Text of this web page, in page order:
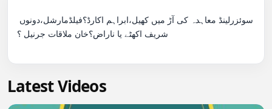
شریف اکھٹے یا ناراض؟خان ملاقات جرنیل ؟
Latest Videos